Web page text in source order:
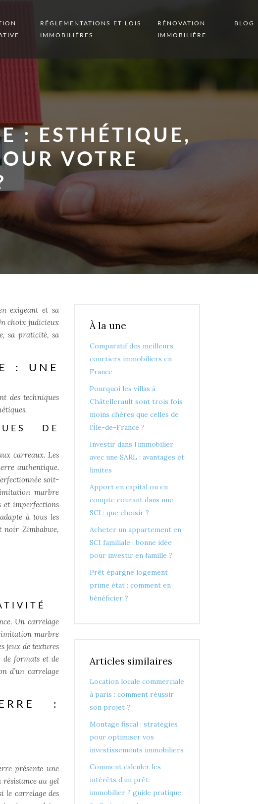
RÉGLEMENTATIONS ET LOIS
IMMOBILIÈRES
RÉNOVATION
IMMOBILIÈRE
BLOG
: ESTHÉTIQUE,
VOTRE
exigeant et sa
choix judicieux
sa praticité, sa
: UNE
des techniques
DE
carreaux. Les
authentique.
soit-
marbre
et imperfections
à tous les
noir Zimbabwe,
Un carrelage
imitation marbre
jeux de textures
de formats et de
d’un carrelage
:
présente une
résistance au gel
le carrelage des
À la une
Comparatif des meilleurs
courtiers immobiliers en
France
Pourquoi les villas à
Châtellerault sont trois fois
moins chères que celles de
l’Île-de-France ?
Investir dans l’immobilier
avec une SARL : avantages et
limites
Apport en capital ou en
compte courant dans une
SCI : que choisir ?
Acheter un appartement en
SCI familiale : bonne idée
pour investir en famille ?
Prêt épargne logement
prime état : comment en
bénéficier ?
Articles similaires
Location locale commerciale
à paris : comment réussir
son projet ?
Montage fiscal : stratégies
pour optimiser vos
investissements immobiliers
Comment calculer les
intérêts d’un prêt
immobilier ? guide pratique